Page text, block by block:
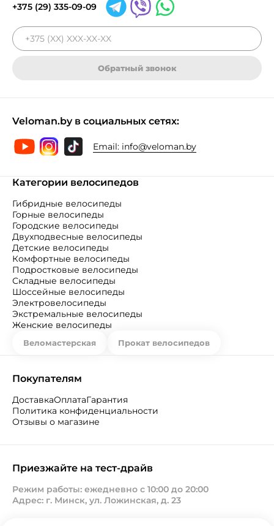
+375 (29) 335-09-09
Обратный звонок
Veloman.by в социальных сетях:
Email: info@veloman.by
Категории велосипедов
Гибридные велосипеды
Горные велосипеды
Городские велосипеды
Двухподвесные велосипеды
Детские велосипеды
Комфортные велосипеды
Подростковые велосипеды
Складные велосипеды
Шоссейные велосипеды
Электровелосипеды
Экстремальные велосипеды
Женские велосипеды
Веломастерская Прокат велосипедов
Покупателям
ДоставкаОплатаГарантия
Политика конфиденциальности
Отзывы о магазине
Приезжайте на тест-драйв
Режим работы: ежедневно с 10:00 до 20:00
Адрес: г. Минск, ул. Ложинская, д. 23